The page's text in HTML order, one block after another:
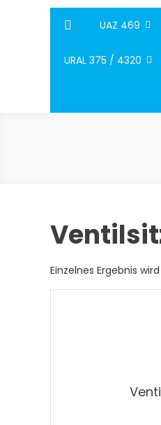
UAZ 469
URAL 375 / 4320
Einzelnes Ergebnis